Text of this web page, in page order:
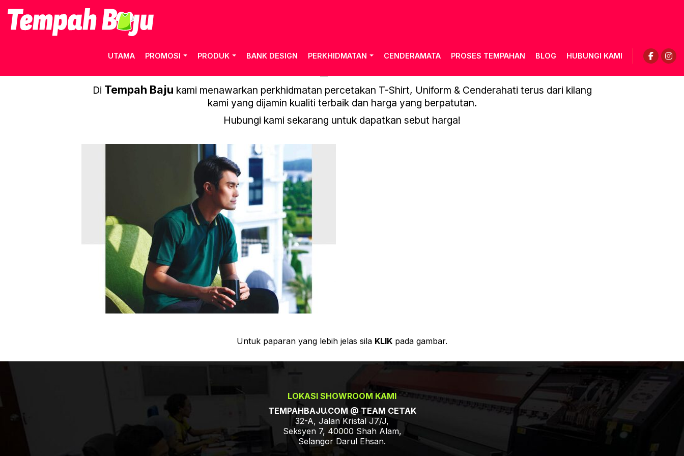
UTAMA PROMOSI PRODUK BANK DESIGN PERKHIDMATAN CENDERAMATA PROSES TEMPAHAN BLOG HUBUNGI KAMI
Di Tempah Baju kami menawarkan perkhidmatan percetakan T-Shirt, Uniform & Cenderahati terus dari kilang
kami yang dijamin kualiti terbaik dan harga yang berpatutan.
Hubungi kami sekarang untuk dapatkan sebut harga!
Untuk paparan yang lebih jelas sila KLIK pada gambar.
LOKASI SHOWROOM KAMI
TEMPAHBAJU.COM @ TEAM CETAK
32-A, Jalan Kristal J7/J,
Seksyen 7, 40000 Shah Alam,
Selangor Darul Ehsan.